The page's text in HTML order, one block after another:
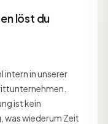
löst du
in unserer
ist kein
was wiederum Zeit